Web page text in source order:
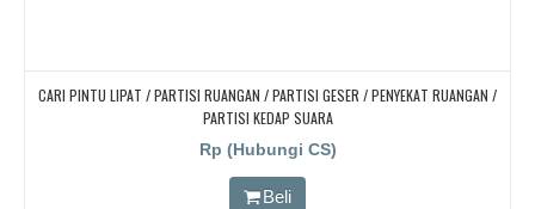
CARI PINTU LIPAT / PARTISI RUANGAN / PARTISI GESER / PENYEKAT RUANGAN /
PARTISI KEDAP SUARA
Rp (Hubungi CS)
Beli